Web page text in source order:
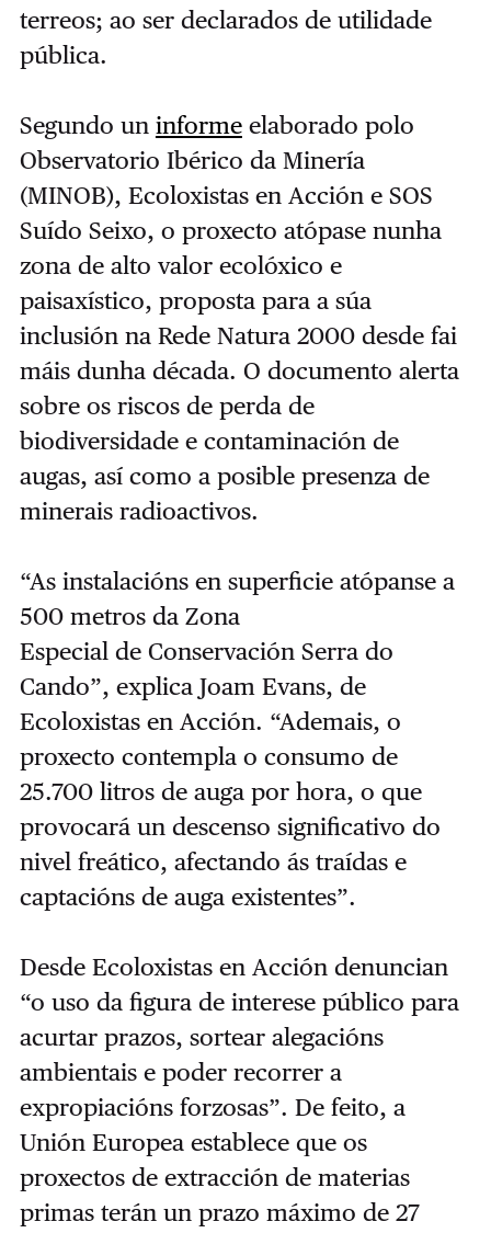
terreos; ao ser declarados de utilidade
pública.
Segundo un informeelaborado polo
Observatorio Ibérico da Minería
(MINOB), Ecoloxistas en Acción e SOS
Suído Seixo, o proxecto atópase nunha
zona de alto valor ecolóxico e
paisaxístico, proposta para a súa
inclusión na Rede Natura 2000 desde fai
máis dunha década. O documento alerta
sobre os riscos de perda de
biodiversidade e contaminación de
augas, así como a posible presenza de
minerais radioactivos.
“As instalacións en superficie atópanse a
500 metros da Zona
Especial de Conservación Serra do
Cando”, explica Joam Evans, de
Ecoloxistas en Acción. “Ademais, o
proxecto contempla o consumo de
25.700 litros de auga por hora, o que
provocará un descenso significativo do
nivel freático, afectando ás traídas e
captacións de auga existentes”.
Desde Ecoloxistas en Acción denuncian
“o uso da figura de interese público para
acurtar prazos, sortear alegacións
ambientais e poder recorrer a
expropiacións forzosas”. De feito, a
Unión Europea establece que os
proxectos de extracción de materias
primas terán un prazo máximo de 27